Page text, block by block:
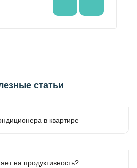
статьи
в квартире
на продуктивность?